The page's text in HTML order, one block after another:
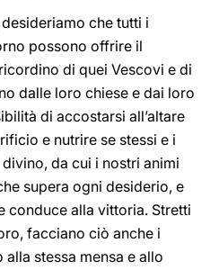
che tutti i
possono offrire il
di quei Vescovi e di
dalle loro chiese e dai loro
di accostarsi all’altare
e nutrire se stessi e i
da cui i nostri animi
supera ogni desiderio, e
conduce alla vittoria. Stretti
facciano ciò anche i
stessa mensa e allo